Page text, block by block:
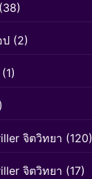
(38)
ป (2)
(1)
จิตวิทยา (120)
จิตวิทยา (17)